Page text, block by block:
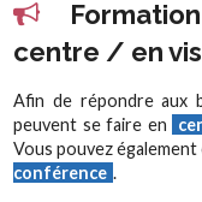
centre / en
Afin de répondre aux
peuvent se faire en
Vous pouvez également
conférence .